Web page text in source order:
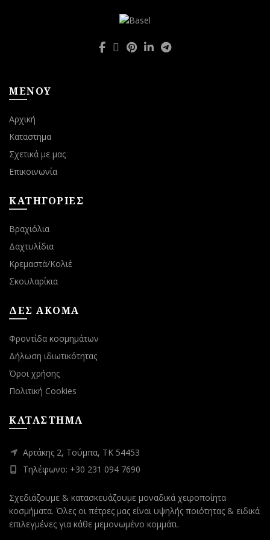
ΜΕΝΟΥ
Αρχική
Καταστημα
Σχετικά με μας
Επικοινωνία
ΚΑΤΗΓΟΡΙΕΣ
Βραχιόλια
Δαχτυλίδια
Κρεμαστά/Κολιέ
Σκουλαρίκια
ΔΕΣ ΑΚΟΜΑ
Φροντίδα κοσμημάτων
Δήλωση ιδιωτικότητας
Όροι χρήσης
Πολιτική Cookies
ΚΑΤΑΣΤΗΜΑ
Αρτάκης 2, Τούμπα, ΤΚ 54453
Τηλέφωνο: +30 231 094 7690
Σχεδιάζουμε & κατασκευάζουμε μοναδικά χειροποίητα
κοσμήματα. Όλες οι πέτρες μας είναι υψηλής ποιότητας & ειδικά
επιλεγμένες για κάθε μεμονωμένο κομμάτι.